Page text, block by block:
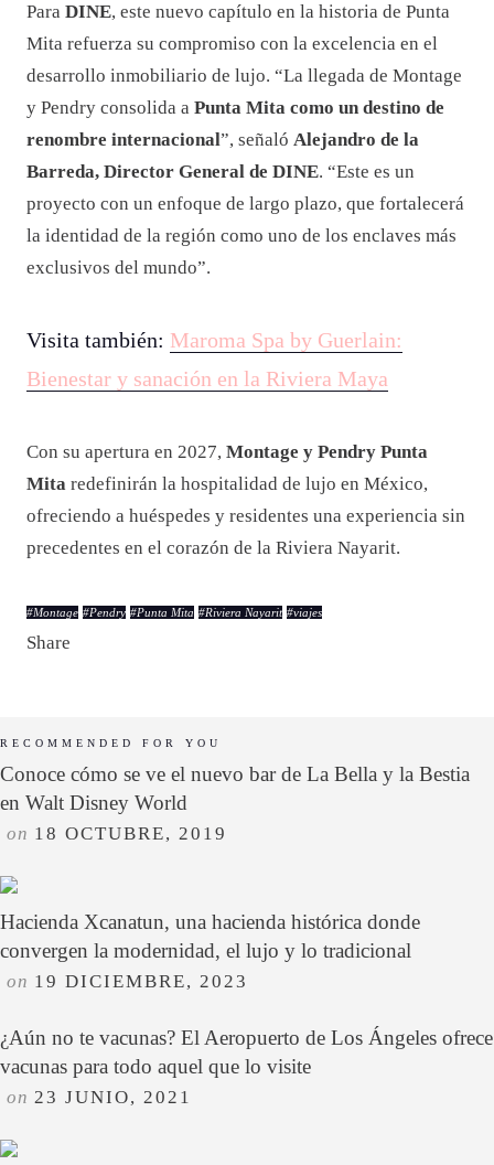
Para DINE, este nuevo capítulo en la historia de Punta
Mita refuerza su compromiso con la excelencia en el
desarrollo inmobiliario de lujo. “La llegada de Montage
y Pendry consolida a Punta Mita como un destino de
renombre internacional”, señaló Alejandro de la
Barreda, Director General de DINE. “Este es un
proyecto con un enfoque de largo plazo, que fortalecerá
la identidad de la región como uno de los enclaves más
exclusivos del mundo”.
Visita también: Maroma Spa by Guerlain:
Bienestar y sanación en la Riviera Maya
Con su apertura en 2027, Montage y Pendry Punta
Mita redefinirán la hospitalidad de lujo en México,
ofreciendo a huéspedes y residentes una experiencia sin
precedentes en el corazón de la Riviera Nayarit.
#Montage #Pendry #Punta Mita #Riviera Nayarit #viajes
Share
RECOMMENDED FOR YOU
Conoce cómo se ve el nuevo bar de La Bella y la Bestia
en Walt Disney World
on 18 OCTUBRE, 2019
Hacienda Xcanatun, una hacienda histórica donde
convergen la modernidad, el lujo y lo tradicional
on 19 DICIEMBRE, 2023
¿Aún no te vacunas? El Aeropuerto de Los Ángeles ofrece
vacunas para todo aquel que lo visite
on 23 JUNIO, 2021